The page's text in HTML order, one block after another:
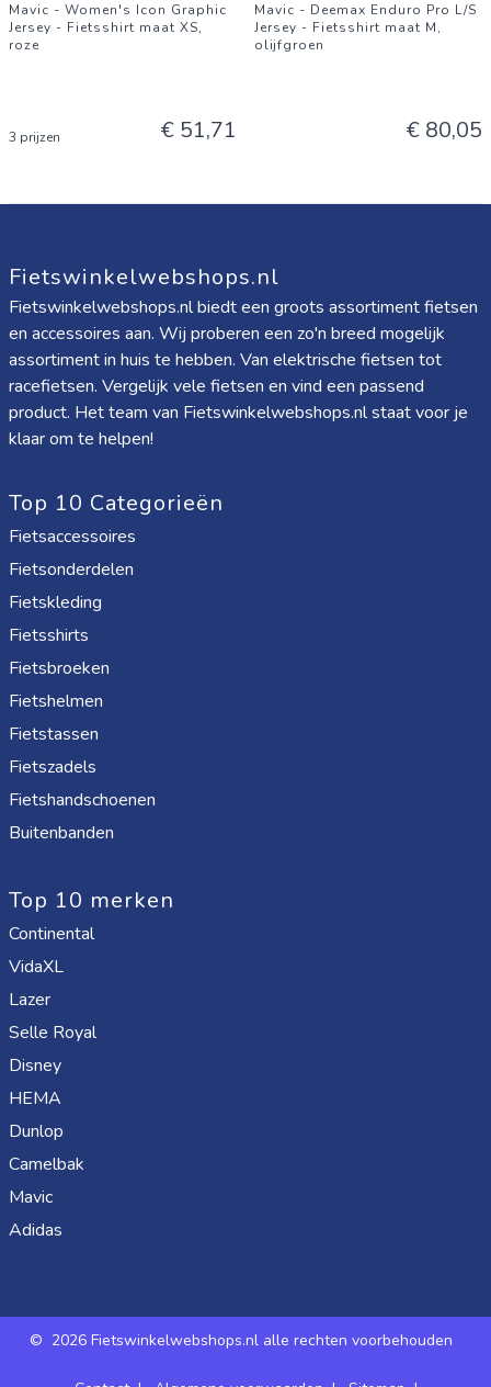
Mavic - Women's Icon Graphic
Jersey - Fietsshirt maat XS,
roze
3 prijzen € 51,71
Mavic - Deemax Enduro Pro L/S
Jersey - Fietsshirt maat M,
olijfgroen
€ 80,05
Fietswinkelwebshops.nl
Fietswinkelwebshops.nl biedt een groots assortiment fietsen
en accessoires aan. Wij proberen een zo'n breed mogelijk
assortiment in huis te hebben. Van elektrische fietsen tot
racefietsen. Vergelijk vele fietsen en vind een passend
product. Het team van Fietswinkelwebshops.nl staat voor je
klaar om te helpen!
Top 10 Categorieën
Fietsaccessoires
Fietsonderdelen
Fietskleding
Fietsshirts
Fietsbroeken
Fietshelmen
Fietstassen
Fietszadels
Fietshandschoenen
Buitenbanden
Top 10 merken
Continental
VidaXL
Lazer
Selle Royal
Disney
HEMA
Dunlop
Camelbak
Mavic
Adidas
© 2026 Fietswinkelwebshops.nl alle rechten voorbehouden